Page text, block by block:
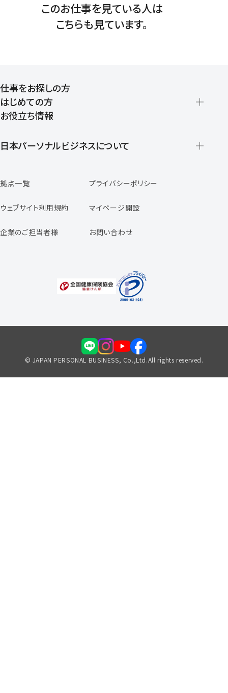
このお仕事を見ている人は
こちらも見ています。
仕事をお探しの方
はじめての方
登録から就業開始までの流れ
お役立ち情報
日本パーソナルビジネスについて
スタッフの声
専任コンサルタントの声
福利厚生のご案内
拠点一覧 プライバシーポリシー
ウェブサイト利用規約 マイページ開設
企業のご担当者様 お問い合わせ
© JAPAN PERSONAL BUSINESS, Co.,Ltd.All rights reserved.